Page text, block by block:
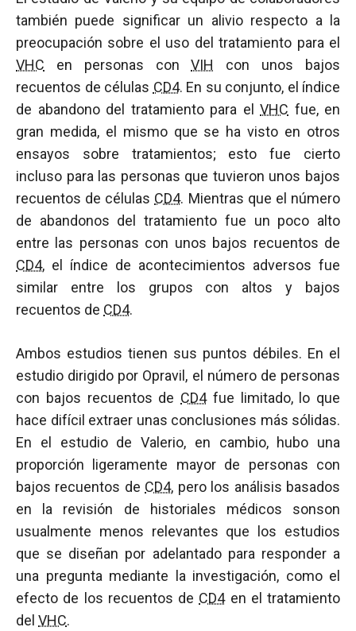
también puede significar un alivio respecto a la
preocupación sobre el uso del tratamiento para el
VHC en personas conVIH
con unos bajos
recuentos de células CD4. En su conjunto, el índice
de abandono del tratamiento para el VHC fue, en
gran medida, el mismo que se ha visto en otros
ensayos sobre tratamientos; esto fue cierto
incluso para las personas que tuvieron unos bajos
recuentos de células CD4. Mientras que el número
de abandonos del tratamiento fue un poco alto
entre las personas con unos bajos recuentos de
CD4, el índice de acontecimientos adversos fue
similar entre los grupos con altos y bajos
recuentos de CD4.
Ambos estudios tienen sus puntos débiles. En el
estudio dirigido por Opravil, el número de personas
con bajos recuentos de CD4fue limitado, lo que
hace difícil extraer unas conclusiones más sólidas.
En el estudio de Valerio, en cambio, hubo una
proporción ligeramente mayor de personas con
bajos recuentos de CD4, pero los análisis basados
en la revisión de historiales médicos sonson
usualmente menos relevantes que los estudios
que se diseñan por adelantado para responder a
una pregunta mediante la investigación, como el
efecto de los recuentos de CD4en el tratamiento
del VHC.